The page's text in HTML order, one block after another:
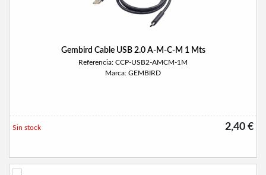
Gembird Cable USB 2.0 A-M-C-M 1 Mts
Referencia: CCP-USB2-AMCM-1M
Marca: GEMBIRD
2,40 €
Sin stock